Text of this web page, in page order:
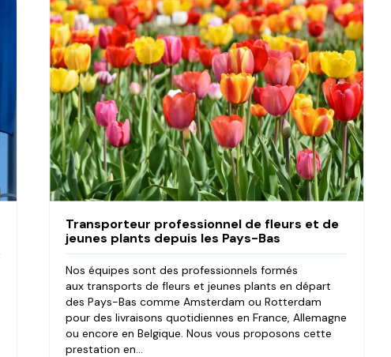
Transporteur professionnel de fleurs et de
jeunes plants depuis les Pays-Bas
Nos équipes sont des professionnels formés
aux transports de fleurs et jeunes plants en départ
des Pays-Bas comme Amsterdam ou Rotterdam
pour des livraisons quotidiennes en France, Allemagne
ou encore en Belgique. Nous vous proposons cette
prestation en...